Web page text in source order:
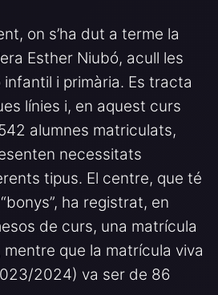
on s’ha dut a terme la
Esther Niubó, acull les
infantil i primària. Es tracta
línies i, en aquest curs
alumnes matriculats,
necessitats
tipus. El centre, que té
ha registrat, en
de curs, una matrícula
que la matrícula viva
2024) va ser de 86